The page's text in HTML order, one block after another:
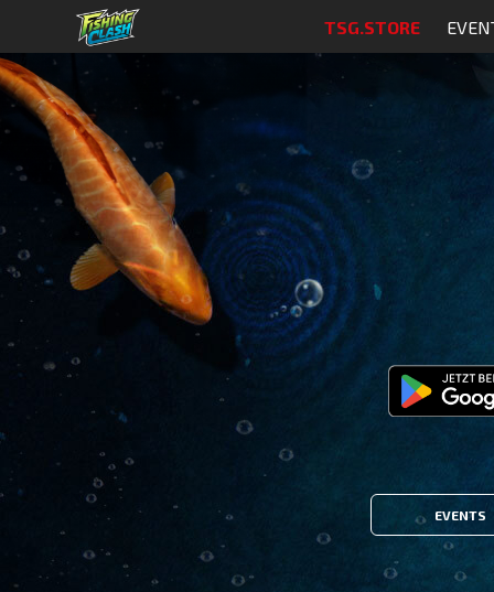
TSG.STORE
EVENTS